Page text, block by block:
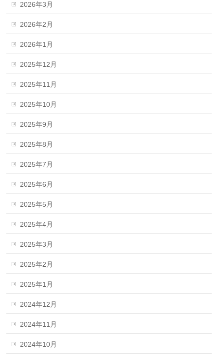
2026年3月
2026年2月
2026年1月
2025年12月
2025年11月
2025年10月
2025年9月
2025年8月
2025年7月
2025年6月
2025年5月
2025年4月
2025年3月
2025年2月
2025年1月
2024年12月
2024年11月
2024年10月